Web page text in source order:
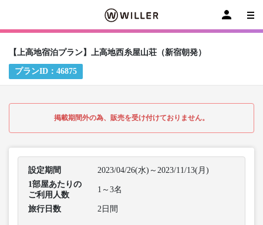
【上高地宿泊プラン】上高地西糸屋山荘（新宿朝発）
プランID： 46875
掲載期間外の為、販売を受け付けておりません。
設定期間
2023/04/26(水)～2023/11/13(月)
1部屋あたりの
ご利用人数
1～3名
旅行日数 2日間